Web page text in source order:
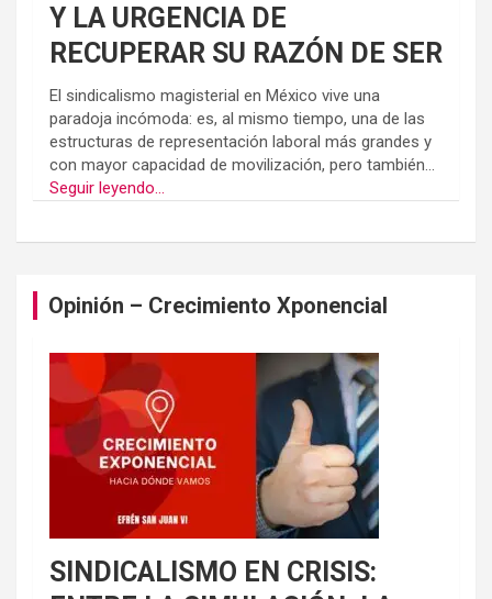
Y LA URGENCIA DE
RECUPERAR SU RAZÓN DE SER
El sindicalismo magisterial en México vive una
paradoja incómoda: es, al mismo tiempo, una de las
estructuras de representación laboral más grandes y
con mayor capacidad de movilización, pero también...
Seguir leyendo...
Opinión – Crecimiento Xponencial
SINDICALISMO EN CRISIS: